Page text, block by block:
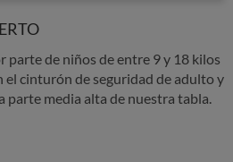
parte de niños de entre 9 y 18 kilos
el cinturón de seguridad de adulto y
parte media alta de nuestra tabla.